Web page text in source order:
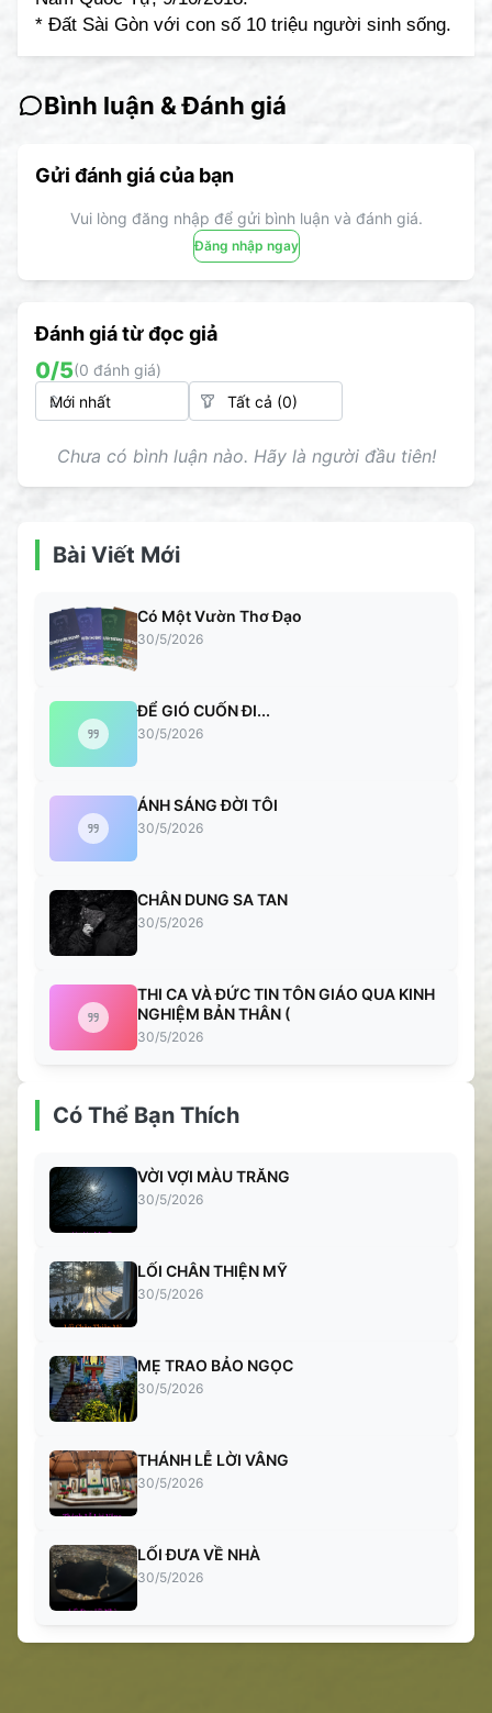
* Đất Sài Gòn với con số 10 triệu người sinh sống.
Bình luận & Đánh giá
Gửi đánh giá của bạn
Vui lòng đăng nhập để gửi bình luận và đánh giá.
Đăng nhập ngay
Đánh giá từ đọc giả
0/5(0 đánh giá)
Chưa có bình luận nào. Hãy là người đầu tiên!
Bài Viết Mới
Có Một Vườn Thơ Đạo
30/5/2026
ĐỂ GIÓ CUỐN ĐI...
30/5/2026
ÁNH SÁNG ĐỜI TÔI
30/5/2026
CHÂN DUNG SA TAN
30/5/2026
THI CA VÀ ĐỨC TIN TÔN GIÁO QUA KINH
NGHIỆM BẢN THÂN (
30/5/2026
Có Thể Bạn Thích
VỜI VỢI MÀU TRĂNG
30/5/2026
LỐI CHÂN THIỆN MỸ
30/5/2026
MẸ TRAO BẢO NGỌC
30/5/2026
THÁNH LỄ LỜI VÂNG
30/5/2026
LỐI ĐƯA VỀ NHÀ
30/5/2026